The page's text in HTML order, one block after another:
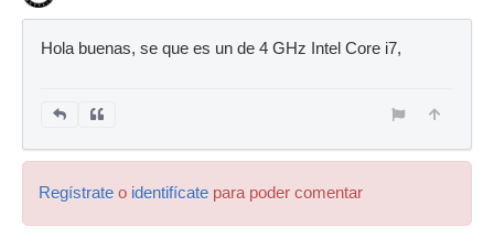
Hola buenas, se que es un de 4 GHz Intel Core i7,
Regístrate o identifícate para poder comentar